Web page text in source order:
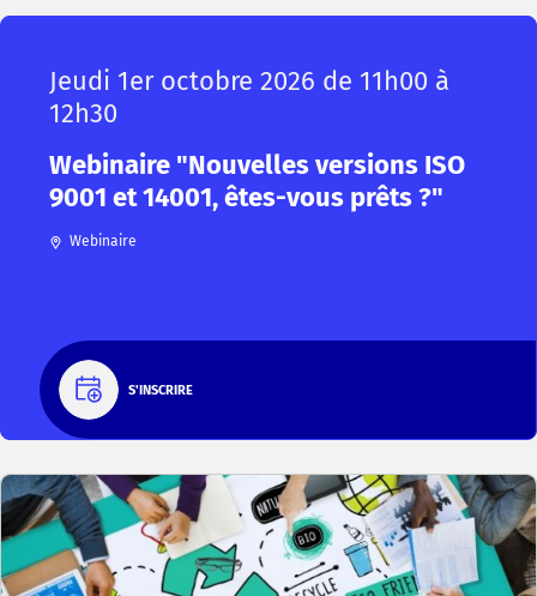
Jeudi 1er octobre 2026 de 11h00 à
12h30
Webinaire "Nouvelles versions ISO
9001 et 14001, êtes-vous prêts ?"
Webinaire
S'INSCRIRE